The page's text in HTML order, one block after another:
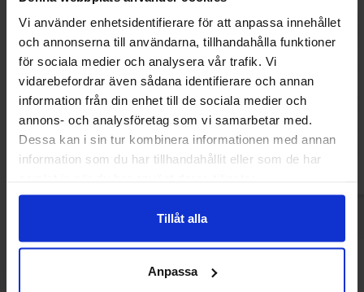
Vi använder enhetsidentifierare för att anpassa innehållet
och annonserna till användarna, tillhandahålla funktioner
för sociala medier och analysera vår trafik. Vi
vidarebefordrar även sådana identifierare och annan
information från din enhet till de sociala medier och
annons- och analysföretag som vi samarbetar med.
Dessa kan i sin tur kombinera informationen med annan
information som du har tillhandahållit eller som de har
Tillåt alla
Anpassa
Norregade Appelsin Citronklyftor 85g
16.90 kr
Køb
Andre kunne lide